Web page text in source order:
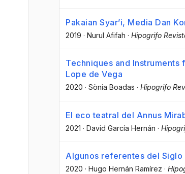
Pakaian Syar’i, Media Dan
2019 · Nurul Afifah · Hipogrifo
Techniques and
Lope de Vega
2020 · Sònia Boadas · Hipogrifo
El eco teatral del Annus
2021 · David García Hernán ·
Algunos referentes del
2020 · Hugo Hernán Ramírez ·